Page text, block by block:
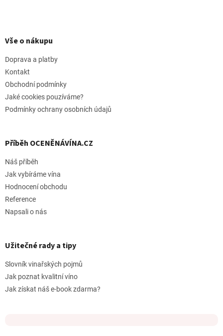
pVše o nákupu
Doprava a platby
Kontakt
Obchodní podmínky
Jaké cookies pouzíváme?
Podmínky ochrany osobních údajů
Příběh OCENĚNÁVÍNA.CZ
Náš příběh
Jak vybíráme vína
Hodnocení obchodu
Reference
Napsali o nás
Užitečné rady a tipy
Slovník vinařských pojmů
Jak poznat kvalitní víno
Jak získat náš e-book zdarma?